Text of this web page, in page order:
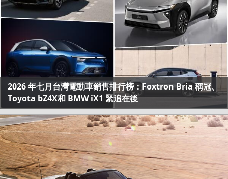
2026 年七月台灣電動車銷售排行榜：Foxtron Bria 稱冠、
Toyota bZ4X和 BMW iX1 緊追在後